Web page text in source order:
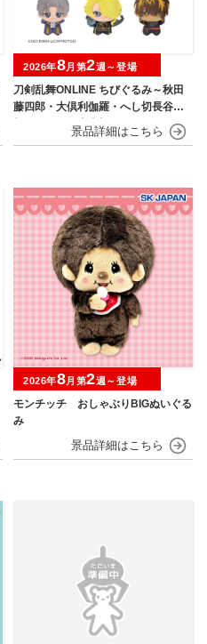
刀剣乱舞ONLINE ちびぐるみ～秋田
藤四郎・大倶利伽羅・へし切長谷
部・獅子王・火車切～
2026年8月第2週～登場
モンチッチ おしゃぶりBIGぬいぐる
み
2026年8月第2週～登場